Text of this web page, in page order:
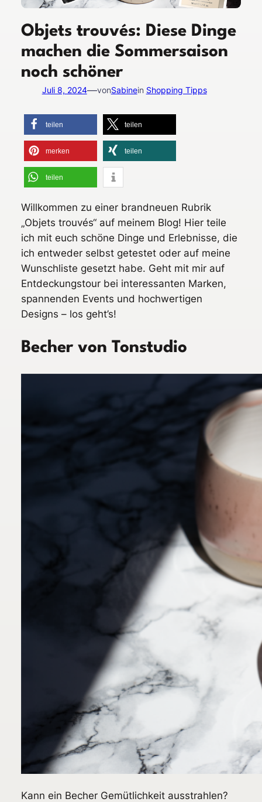
Objets trouvés: Diese Dinge
machen die Sommersaison
noch schöner
Juli 8, 2024—vonSabinein Shopping Tipps
teilen teilen
merken teilen
teilen
Willkommen zu einer brandneuen Rubrik
„Objets trouvés“ auf meinem Blog! Hier teile
ich mit euch schöne Dinge und Erlebnisse, die
ich entweder selbst getestet oder auf meine
Wunschliste gesetzt habe. Geht mit mir auf
Entdeckungstour bei interessanten Marken,
spannenden Events und hochwertigen
Designs – los geht’s!
Becher von Tonstudio
Kann ein Becher Gemütlichkeit ausstrahlen?